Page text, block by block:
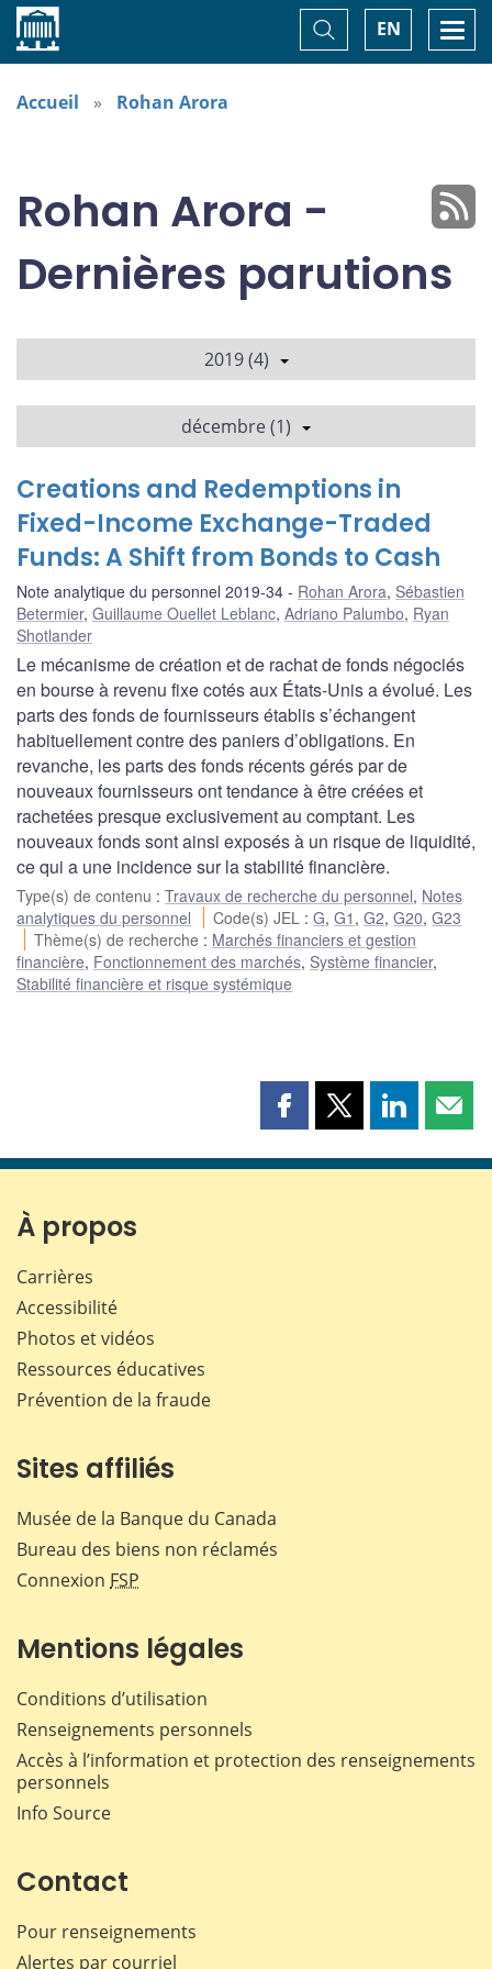
Accueil EN
Basculer
la
recherche
Accueil
Rohan Arora
Rohan Arora -
Dernières parutions
2019 (4)
décembre (1)
Creations and Redemptions in
Fixed-Income Exchange-Traded
Funds: A Shift from Bonds to Cash
Note analytique du personnel 2019-34 Rohan Arora, Sébastien
Betermier, Guillaume Ouellet Leblanc, Adriano Palumbo, Ryan
Shotlander
Le mécanisme de création et de rachat de fonds négociés
en bourse à revenu fixe cotés aux États-Unis a évolué. Les
parts des fonds de fournisseurs établis s’échangent
habituellement contre des paniers d’obligations. En
revanche, les parts des fonds récents gérés par de
nouveaux fournisseurs ont tendance à être créées et
rachetées presque exclusivement au comptant. Les
nouveaux fonds sont ainsi exposés à un risque de liquidité,
ce qui a une incidence sur la stabilité financière.
Type(s) de contenu : Travaux de recherche du personnel, Notes
analytiques du personnel
Code(s) JEL :G,G1 ,G2,G20,G23
Thème(s) de recherche : Marchés financiers et gestion
financière, Fonctionnement des marchés, Système financier,
Stabilité financière et risque systémique
Partager
page
Partager
page
Partager
page page
À propos
Carrières
Accessibilité
Photos et vidéos
Ressources éducatives
Prévention de la fraude
Sites affiliés
Musée de la Banque du Canada
Bureau des biens non réclamés
Connexion FSP
Mentions légales
Conditions d’utilisation
Renseignements personnels
Accès à l’information et protection des renseignements
personnels
Info Source
Contact
Pour renseignements
Alertes par courriel